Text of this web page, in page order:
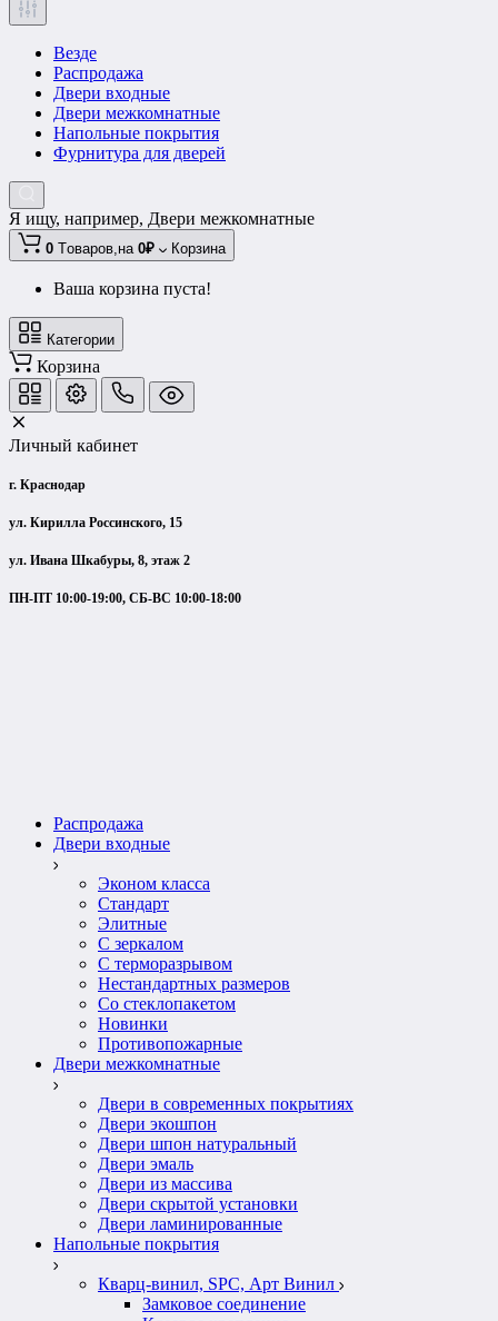
Везде
Распродажа
Двери входные
Двери межкомнатные
Напольные покрытия
Фурнитура для дверей
Я ищу, например, Двери межкомнатные
0 Tоваров,на 0₽ Корзина
Ваша корзина пуста!
Категории
Корзина
Личный кабинет
г. Краснодар
ул. Кирилла Россинского, 15
ул. Ивана Шкабуры, 8, этаж 2
ПН-ПТ 10:00-19:00, СБ-ВС 10:00-18:00
Распродажа
Двери входные
Эконом класса
Стандарт
Элитные
С зеркалом
С терморазрывом
Нестандартных размеров
Со стеклопакетом
Новинки
Противопожарные
Двери межкомнатные
Двери в современных покрытиях
Двери экошпон
Двери шпон натуральный
Двери эмаль
Двери из массива
Двери скрытой установки
Двери ламинированные
Напольные покрытия
Кварц-винил, SPC, Арт Винил
Замковое соединение